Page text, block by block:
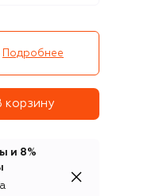
Подробнее
корзину
и 8%